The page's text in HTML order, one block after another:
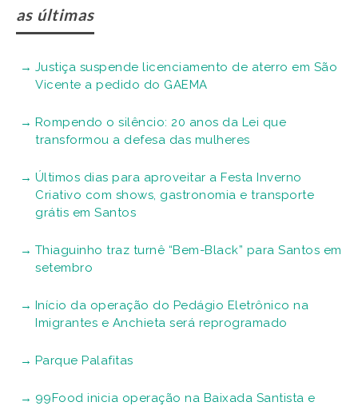
as últimas
Justiça suspende licenciamento de aterro em São
Vicente a pedido do GAEMA
Rompendo o silêncio: 20 anos da Lei que
transformou a defesa das mulheres
Últimos dias para aproveitar a Festa Inverno
Criativo com shows, gastronomia e transporte
grátis em Santos
Thiaguinho traz turnê “Bem-Black” para Santos em
setembro
Início da operação do Pedágio Eletrônico na
Imigrantes e Anchieta será reprogramado
Parque Palafitas
99Food inicia operação na Baixada Santista e